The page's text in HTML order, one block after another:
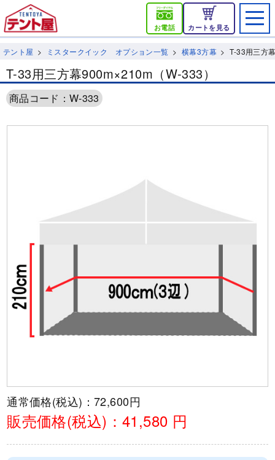
お電話 カートを見る
テント屋 ミスタークイック オプション一覧 横幕3方幕 T-33用三方
T-33用三方幕900m×210m（W-333）
商品コード：W-333
通常価格(税込)： 72,600円
販売価格(税込)： 41,580 円